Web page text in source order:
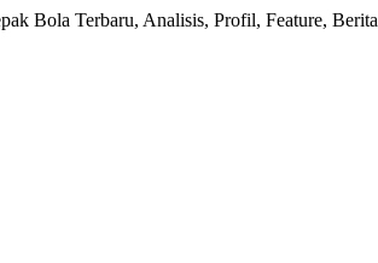
Bola Terbaru, Analisis, Profil, Feature,